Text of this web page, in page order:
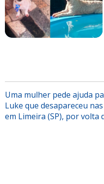
Uma mulher pede ajuda
Luke que desapareceu
em Limeira (SP), por volta